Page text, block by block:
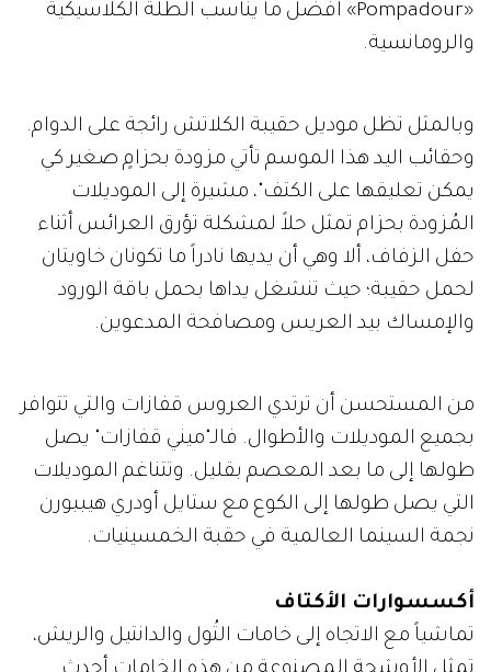
«Pompadour» أفضل ما يناسب الطلة الكلاسيكية
والرومانسية.
وبالمثل تظل موديل حقيبة الكلاتش رائجة على الدوام.
وحقائب اليد هذا الموسم تأتي مزودة بحزامٍ صغير كي
يمكن تعليقها على الكتف"، مشيرة إلى الموديلات
المُزودة بحزام تمثل حلاً لمشكلة تؤرق العرائس أثناء
حفل الزفاف، ألا وهي أن يديها نادراً ما تكونان خاويتان
لحمل حقيبة؛ حيث تنشغل يداها بحمل باقة الورود
والإمساك بيد العريس ومصافحة المدعوين.
من المستحسن أن ترتدي العروس قفازات والتي تتوافر
بجميع الموديلات والأطوال. فالـ"ميني قفازات" يصل
طولها إلى ما بعد المعصم بقليل. وتتناغم الموديلات
التي يصل طولها إلى الكوع مع ستايل أودري هيببورن
نجمة السينما العالمية في حقبة الخمسينيات.
أكسسوارات الأكتاف
تماشياً مع الاتجاه إلى خامات التُول والدانتيل والريش،